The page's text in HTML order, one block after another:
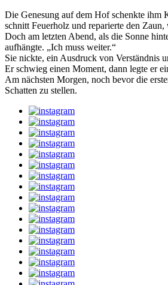
Die Genesung auf dem Hof schenkte ihm
schnitt Feuerholz und reparierte den
Doch am letzten Abend, als die Sonne
aufhängte. „Ich muss weiter.“
Sie nickte, ein Ausdruck von Verständnis
Er schwieg einen Moment, dann legte er
Am nächsten Morgen, noch bevor die
Schatten zu stellen.